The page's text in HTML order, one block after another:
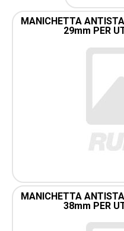
MANICHETTA
29mm PER
MANICHETTA
38mm PER